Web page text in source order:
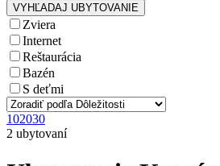
Zviera
Internet
Reštaurácia
Bazén
S deťmi
102030
2 ubytovaní